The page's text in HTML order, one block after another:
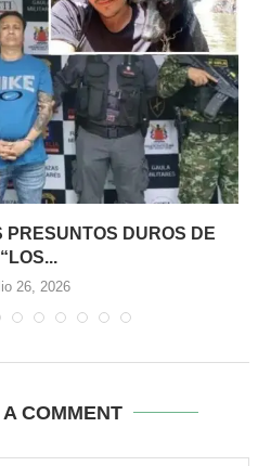
PRESUNTOS DUROS DE
“LOS...
26, 2026
COMMENT